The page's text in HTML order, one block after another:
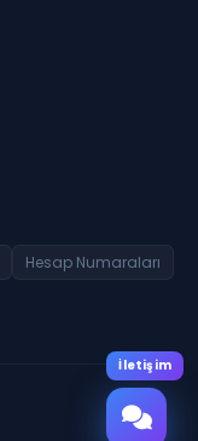
Hesap Numaraları
İletişim